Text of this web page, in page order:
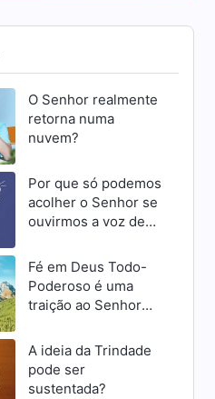
O Senhor realmente
retorna numa
nuvem?
Por que só podemos
acolher o Senhor se
ouvirmos a voz de
Fé em Deus Todo-
Poderoso é uma
traição ao Senhor
A ideia da Trindade
pode ser
sustentada?